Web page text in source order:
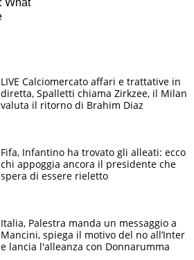
LIVE Calciomercato affari e trattative in
diretta, Spalletti chiama Zirkzee, il Milan
valuta il ritorno di Brahim Diaz
Fifa, Infantino ha trovato gli alleati: ecco
chi appoggia ancora il presidente che
spera di essere rieletto
Italia, Palestra manda un messaggio a
Mancini, spiega il motivo del no all’Inter
e lancia l'alleanza con Donnarumma